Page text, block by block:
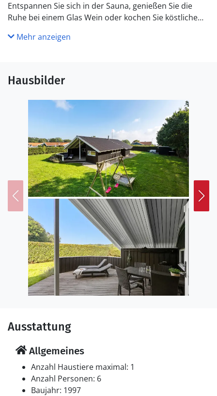
Entspannen Sie sich in der Sauna, genießen Sie die
Ruhe bei einem Glas Wein oder kochen Sie köstliche
Küche.
Terrasse in den Tag und lassen Sie sich vom Licht und
der frischen Luft verzaubern. Vertiefen Sie sich
anschließend in Ihre Urlaubslektüre oder ein gutes
Gespräch, während Ihre Kinder schaukeln oder im
Sandkasten spielen. Entzünden Sie abends den Kamin
und versammeln Sie die Familie beim gemeinsamen
Grillen.
Baden Sie am nahen Sandstrand von Mommark Strand
und genießen Sie die ruhige Atmosphäre an der Küste.
Unternehmen Sie Ausflüge in den charmanten Ort
Sønderborg, der mit seiner historischen Altstadt und
dem beeindruckenden Schloss Sønderborg begeistert.
Erkunden Sie die landschaftlich reizvolle Insel Als mit
ihren Wäldern, Feldern und kleinen Buchten. Besuchen
Sie außerdem das Geschichtszentrum Dybbøl Banke,
das spannende Einblicke in die deutsch-dänische
Vergangenheit vermittelt.
Mehr anzeigen
Hausbilder
Ausstattung
Allgemeines
Anzahl Haustiere maximal: 1
Anzahl Personen: 6
Baujahr: 1997